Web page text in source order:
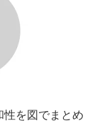
性を図でまとめ